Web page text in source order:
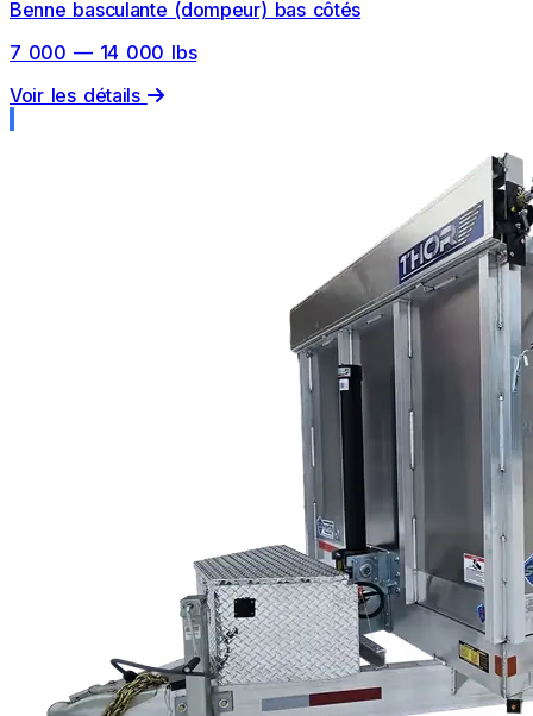
Benne basculante (dompeur) bas côtés
7 000 — 14 000 lbs
Voir les détails